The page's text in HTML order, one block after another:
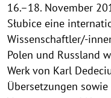
16.–18. November
Słubice eine
Wissenschaftler/-
Polen und Russland
Werk von Karl
Übersetzungen